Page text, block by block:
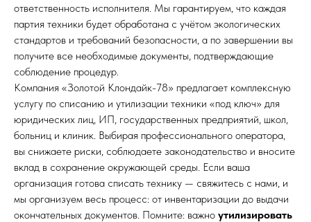
ответственность исполнителя. Мы гарантируем, что каждая
партия техники будет обработана с учётом экологических
стандартов и требований безопасности, а по завершении вы
получите все необходимые документы, подтверждающие
соблюдение процедур.
Компания «Золотой Клондайк-78» предлагает комплексную
услугу по списанию и утилизации техники «под ключ» для
юридических лиц, ИП, государственных предприятий, школ,
больниц и клиник. Выбирая профессионального оператора,
вы снижаете риски, соблюдаете законодательство и вносите
вклад в сохранение окружающей среды. Если ваша
организация готова списать технику — свяжитесь с нами, и
мы организуем весь процесс: от инвентаризации до выдачи
окончательных документов. Помните: важно утилизировать